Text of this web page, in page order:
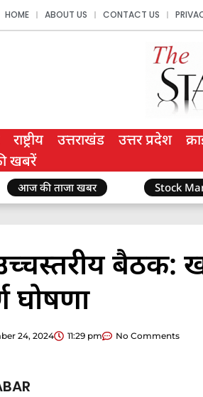
HOME ABOUT US CONTACT US
राष्ट्रीय उत्तराखंड उत्तर प्रदेश
खबरें
आज की ताजा खबर Stock
बैठक:
घोषणा
24, 2024 11:29 pm No Comments